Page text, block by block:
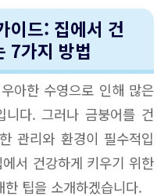
이드: 집에서 건
7가지 방법
아한 수영으로 인해 많은
니다. 그러나 금붕어를 건
관리와 환경이 필수적입
서 건강하게 키우기 위한
팁을 소개하겠습니다.